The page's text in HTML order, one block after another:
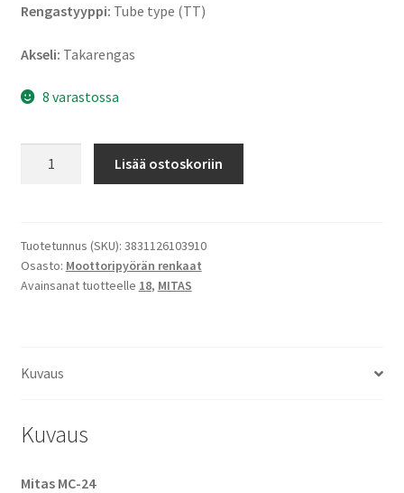
Rengastyyppi: Tube type (TT)
Akseli: Takarengas
8 varastossa
120/80
-
18
määrä
Lisää ostoskoriin
Tuotetunnus (SKU): 3831126103910
Osasto: Moottoripyörän renkaat
Avainsanat tuotteelle 18, MITAS
Kuvaus
Kuvaus
Mitas MC-24